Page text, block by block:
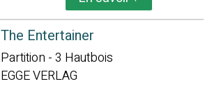
The Entertainer
Partition - 3 Hautbois
EGGE VERLAG